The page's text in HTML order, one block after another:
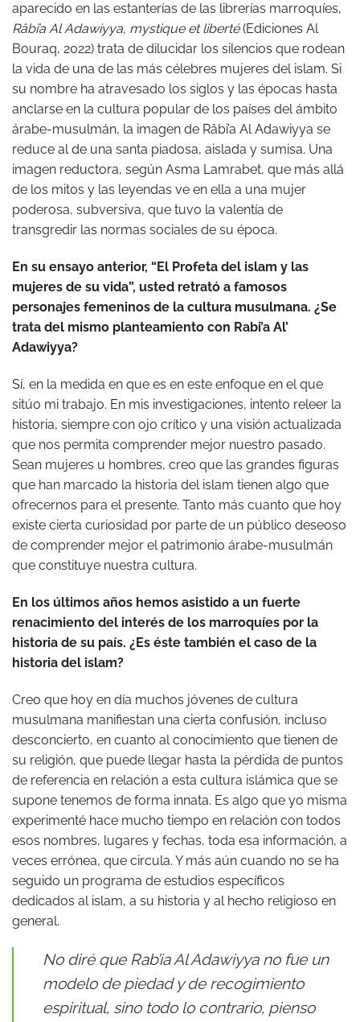
aparecido en las estanterías de las librerías marroquíes,
Râbi’a Al Adawiyya, mystique et liberté(Ediciones Al
Bouraq, 2022) trata de dilucidar los silencios que rodean
la vida de una de las más célebres mujeres del islam. Si
su nombre ha atravesado los siglos y las épocas hasta
anclarse en la cultura popular de los países del ámbito
árabe-musulmán, la imagen de Râbi’a Al Adawiyya se
reduce al de una santa piadosa, aislada y sumisa. Una
imagen reductora, según Asma Lamrabet, que más allá
de los mitos y las leyendas ve en ella a una mujer
poderosa, subversiva, que tuvo la valentía de
transgredir las normas sociales de su época.
En su ensayo anterior, “El Profeta del islam y las
mujeres de su vida”, usted retrató a famosos
personajes femeninos de la cultura musulmana. ¿Se
trata del mismo planteamiento con Rabi’a Al’
Adawiyya?
Sí, en la medida en que es en este enfoque en el que
sitúo mi trabajo. En mis investigaciones, intento releer la
historia, siempre con ojo crítico y una visión actualizada
que nos permita comprender mejor nuestro pasado.
Sean mujeres u hombres, creo que las grandes figuras
que han marcado la historia del islam tienen algo que
ofrecernos para el presente. Tanto más cuanto que hoy
existe cierta curiosidad por parte de un público deseoso
de comprender mejor el patrimonio árabe-musulmán
que constituye nuestra cultura.
En los últimos años hemos asistido a un fuerte
renacimiento del interés de los marroquíes por la
historia de su país. ¿Es éste también el caso de la
historia del islam?
Creo que hoy en día muchos jóvenes de cultura
musulmana manifiestan una cierta confusión, incluso
desconcierto, en cuanto al conocimiento que tienen de
su religión, que puede llegar hasta la pérdida de puntos
de referencia en relación a esta cultura islámica que se
supone tenemos de forma innata. Es algo que yo misma
experimenté hace mucho tiempo en relación con todos
esos nombres, lugares y fechas, toda esa información, a
veces errónea, que circula. Y más aún cuando no se ha
seguido un programa de estudios específicos
dedicados al islam, a su historia y al hecho religioso en
general.
No diré que Rab’ia Al Adawiyya no fue un
modelo de piedad y de recogimiento
espiritual, sino todo lo contrario, pienso